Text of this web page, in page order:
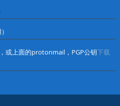
或上面的protonmail，PGP公钥下载